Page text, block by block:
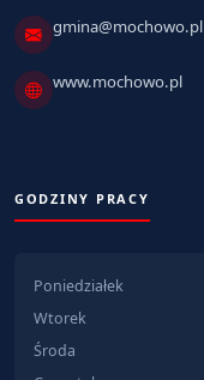
gmina@mochowo.pl
www.mochowo.pl
GODZINY PRACY
Poniedziałek
Wtorek
Środa